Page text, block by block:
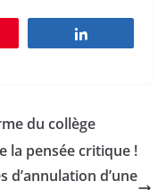
du collège
la pensée critique !
d’annulation d’une